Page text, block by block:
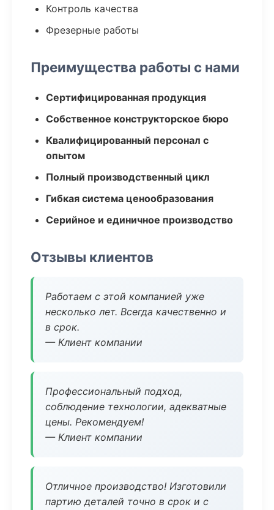
Контроль качества
Фрезерные работы
Преимущества работы с нами
Сертифицированная продукция
Собственное конструкторское бюро
Квалифицированный персонал с
опытом
Полный производственный цикл
Гибкая система ценообразования
Серийное и единичное производство
Отзывы клиентов
Работаем с этой компанией уже
несколько лет. Всегда качественно и
в срок.
— Клиент компании
Профессиональный подход,
соблюдение технологии, адекватные
цены. Рекомендуем!
— Клиент компании
Отличное производство! Изготовили
партию деталей точно в срок и с